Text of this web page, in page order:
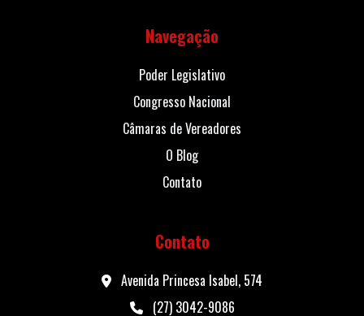
Navegação
Poder Legislativo
Congresso Nacional
Câmaras de Vereadores
O Blog
Contato
Contato
Avenida Princesa Isabel, 574
(27) 3042-9086